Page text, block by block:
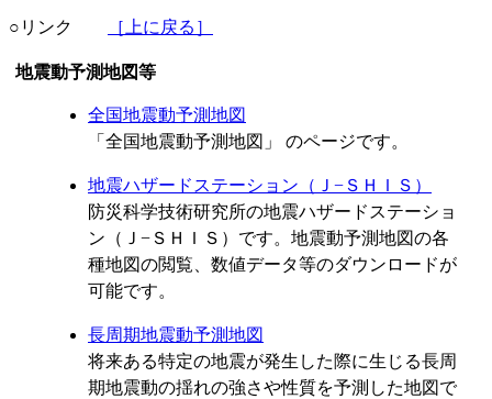
○リンク ［上に戻る］
震動予測地図等
全国地震動予測地図
「全国地震動予測地図」 のページです。
地震ハザードステーション（Ｊ−ＳＨＩＳ）
防災科学技術研究所の地震ハザードステーショ
ン（Ｊ−ＳＨＩＳ）です。地震動予測地図の各
種地図の閲覧、数値データ等のダウンロードが
可能です。
長周期地震動予測地図
将来ある特定の地震が発生した際に生じる長周
期地震動の揺れの強さや性質を予測した地図で